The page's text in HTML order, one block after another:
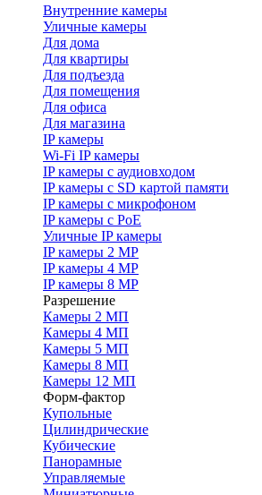
Внутренние камеры
Уличные камеры
Для дома
Для квартиры
Для подъезда
Для помещения
Для офиса
Для магазина
IP камеры
Wi-Fi IP камеры
IP камеры с аудиовходом
IP камеры с SD картой памяти
IP камеры с микрофоном
IP камеры с PoE
Уличные IP камеры
IP камеры 2 MP
IP камеры 4 MP
IP камеры 8 MP
Разрешение
Камеры 2 МП
Камеры 4 МП
Камеры 5 МП
Камеры 8 МП
Камеры 12 МП
Форм-фактор
Купольные
Цилиндрические
Кубические
Панорамные
Управляемые